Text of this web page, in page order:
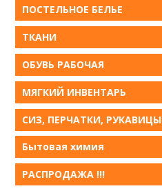
ПОСТЕЛЬНОЕ БЕЛЬE
ТКАНИ
ОБУВЬ РАБОЧАЯ
МЯГКИЙ ИНВЕНТАРЬ
СИЗ, ПЕРЧАТКИ, РУКАВИЦЫ
Бытовая химия
РАСПРОДАЖА !!!